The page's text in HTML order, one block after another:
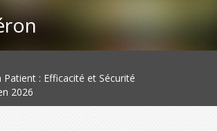
Patient : Efficacité et Sécurité
2026